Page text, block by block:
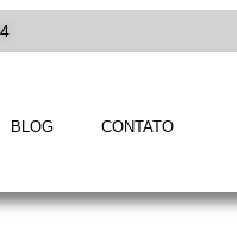
BLOG CONTATO